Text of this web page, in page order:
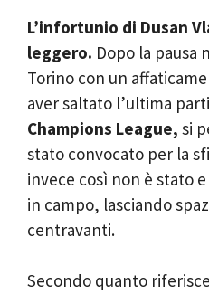
L’infortunio di Dusan
leggero. Dopo la pausa
Torino con un
aver saltato l’ultima
Champions League, si
stato convocato per la
invece così non è stato
in campo, lasciando
centravanti.
Secondo quanto riferisce